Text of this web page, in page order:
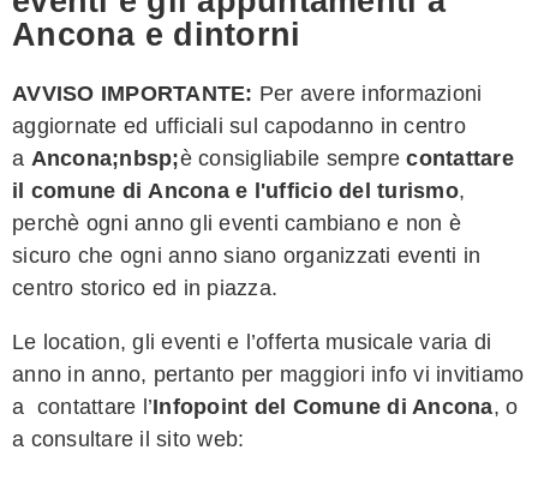
Ancona e dintorni
AVVISO IMPORTANTE: Per avere informazioni
aggiornate ed ufficiali sul capodanno in centro
a Ancona;nbsp;è consigliabile semprecontattare
il comune diAncona e l'ufficio del turismo,
perchè ogni anno gli eventi cambiano e non è
sicuro che ogni anno siano organizzati eventi in
centro storico ed in piazza.
Le location, gli eventi e l’offerta musicale varia di
anno in anno, pertanto per maggiori info vi invitiamo
a contattare l’Infopoint del Comune di Ancona, o
a consultare il sito web: